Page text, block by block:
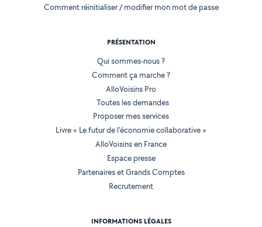
Comment réinitialiser / modifier mon mot de passe
PRÉSENTATION
Qui sommes-nous ?
Comment ça marche ?
AlloVoisins Pro
Toutes les demandes
Proposer mes services
Livre « Le futur de l'économie collaborative »
AlloVoisins en France
Espace presse
Partenaires et Grands Comptes
Recrutement
INFORMATIONS LÉGALES